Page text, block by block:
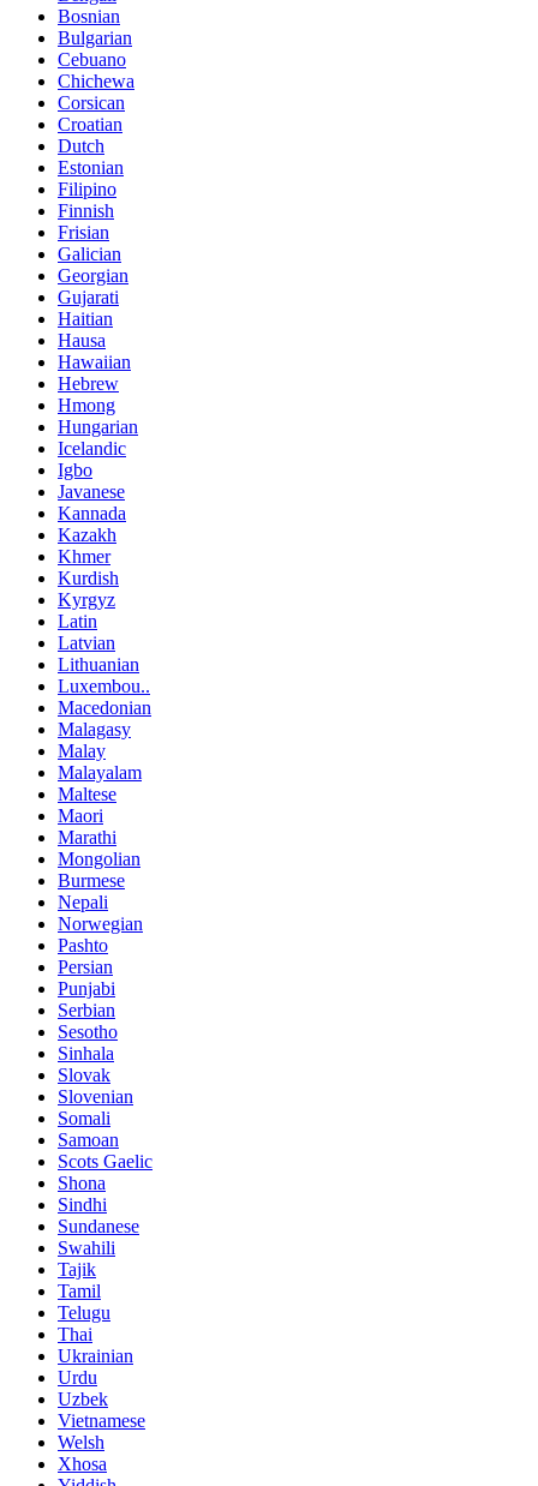
Bosnian
Bulgarian
Cebuano
Chichewa
Corsican
Croatian
Dutch
Estonian
Filipino
Finnish
Frisian
Galician
Georgian
Gujarati
Haitian
Hausa
Hawaiian
Hebrew
Hmong
Hungarian
Icelandic
Igbo
Javanese
Kannada
Kazakh
Khmer
Kurdish
Kyrgyz
Latin
Latvian
Lithuanian
Luxembou..
Macedonian
Malagasy
Malay
Malayalam
Maltese
Maori
Marathi
Mongolian
Burmese
Nepali
Norwegian
Pashto
Persian
Punjabi
Serbian
Sesotho
Sinhala
Slovak
Slovenian
Somali
Samoan
Scots Gaelic
Shona
Sindhi
Sundanese
Swahili
Tajik
Tamil
Telugu
Thai
Ukrainian
Urdu
Uzbek
Vietnamese
Welsh
Xhosa